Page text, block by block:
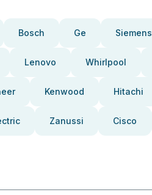
Bosch Ge Siemens
Lenovo Whirlpool
Kenwood Hitachi
Zanussi Cisco